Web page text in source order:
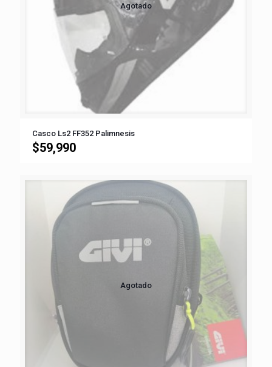
Agotado
Casco Ls2 FF352 Palimnesis
$59,990
Agotado